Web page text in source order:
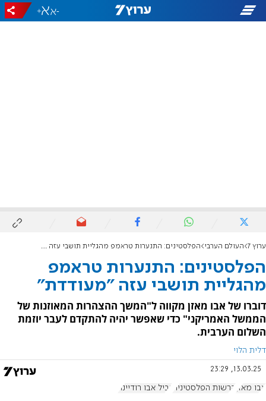
-
+
ערוץ 7 העולם הערבי הפלסטינים: התנערות טראמפ מהגליית תושבי עזה "מעודדת"
הפלסטינים: התנערות טראמפ
מהגליית תושבי עזה "מעודדת"
דוברו של אבו מאזן מקווה ל"המשך ההצהרות המאוזנות של
הממשל האמריקני" כדי שאפשר יהיה להתקדם לעבר יוזמת
השלום הערבית.
דלית הלוי
13.03.25, 23:29
אבו מאזן הרשות הפלסטינית נביל אבו רודיינה